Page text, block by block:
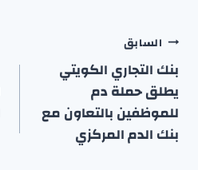
تصفّح
المقالات
السابق
بنك التجاري الكويتي
يطلق حملة دم
للموظفين بالتعاون مع
بنك الدم المركزي